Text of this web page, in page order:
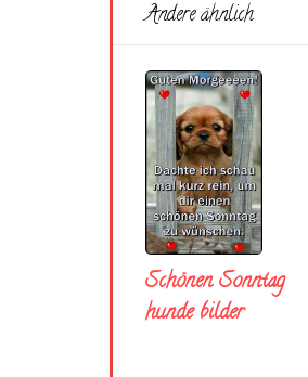
Andere ähnlich
Schönen Sonntag
hunde bilder